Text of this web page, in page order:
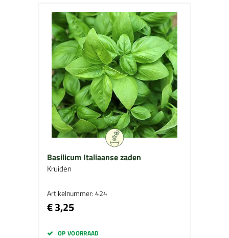
Basilicum Italiaanse zaden
Kruiden
Artikelnummer: 424
€ 3,25
OP VOORRAAD